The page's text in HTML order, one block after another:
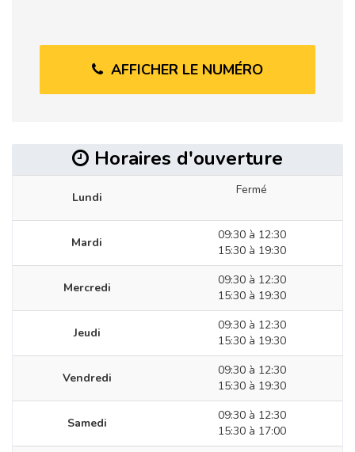
AFFICHER LE NUMÉRO
Horaires d'ouverture
Lundi
Fermé
Mardi
09:30 à 12:30
15:30 à 19:30
Mercredi
09:30 à 12:30
15:30 à 19:30
Jeudi
09:30 à 12:30
15:30 à 19:30
Vendredi
09:30 à 12:30
15:30 à 19:30
Samedi
09:30 à 12:30
15:30 à 17:00